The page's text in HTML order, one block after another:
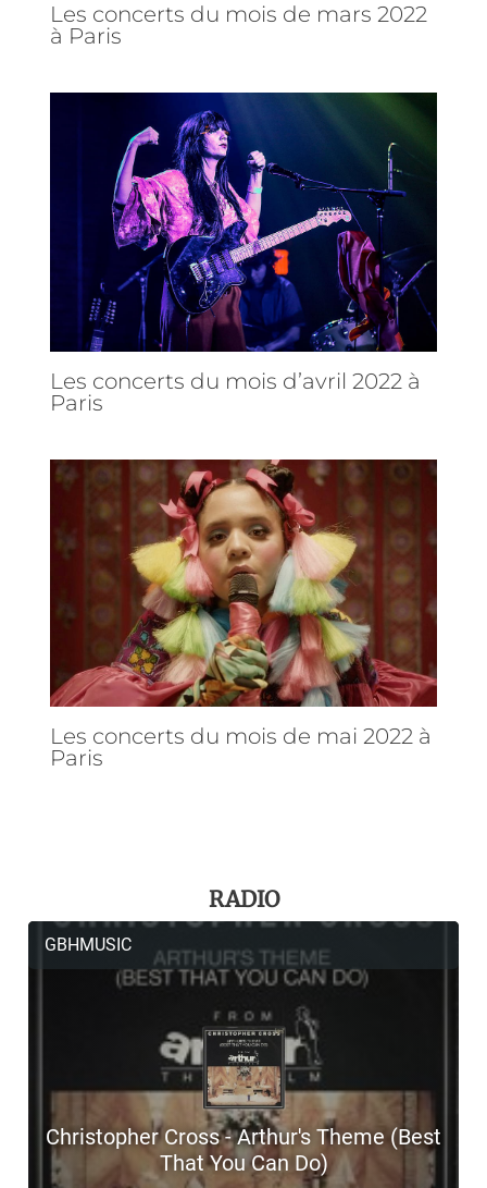
Les concerts du mois de mars 2022
à Paris
Les concerts du mois d’avril 2022 à
Paris
Les concerts du mois de mai 2022 à
Paris
RADIO